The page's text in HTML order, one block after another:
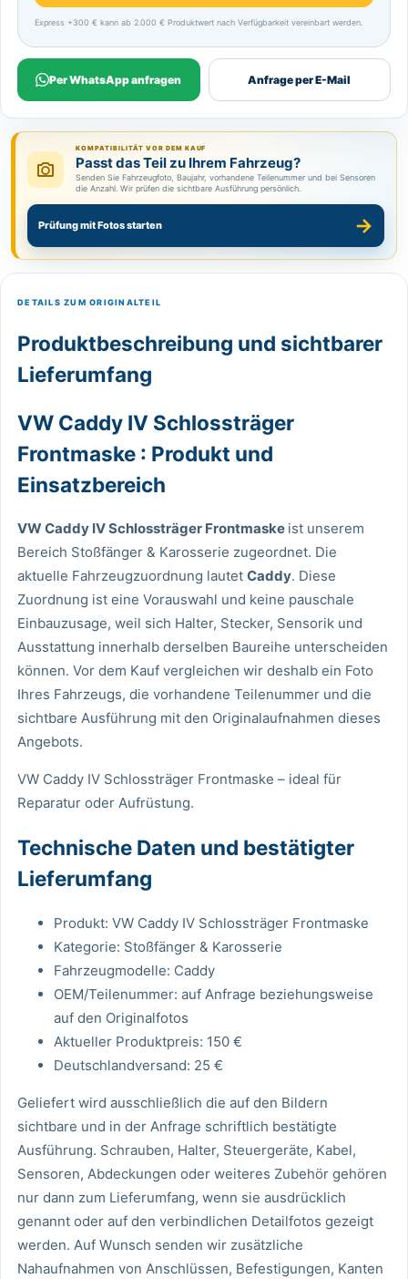
Express +300 € kann ab 2.000 € Produktwert nach Verfügbarkeit vereinbart werden.
Per WhatsApp anfragen Anfrage per E-Mail
KOMPATIBILITÄT VOR DEM KAUF
Passt das Teil zu Ihrem Fahrzeug?
Senden Sie Fahrzeugfoto, Baujahr, vorhandene Teilenummer und bei Sensoren
die Anzahl. Wir prüfen die sichtbare Ausführung persönlich.
Prüfung mit Fotos starten →
DETAILS ZUM ORIGINALTEIL
Produktbeschreibung und sichtbarer
Lieferumfang
VW Caddy IV Schlossträger
Frontmaske : Produkt und
Einsatzbereich
VW Caddy IV Schlossträger Frontmaske ist unserem
Bereich Stoßfänger & Karosserie zugeordnet. Die
aktuelle Fahrzeugzuordnung lautet Caddy. Diese
Zuordnung ist eine Vorauswahl und keine pauschale
Einbauzusage, weil sich Halter, Stecker, Sensorik und
Ausstattung innerhalb derselben Baureihe unterscheiden
können. Vor dem Kauf vergleichen wir deshalb ein Foto
Ihres Fahrzeugs, die vorhandene Teilenummer und die
sichtbare Ausführung mit den Originalaufnahmen dieses
Angebots.
VW Caddy IV Schlossträger Frontmaske – ideal für
Reparatur oder Aufrüstung.
Technische Daten und bestätigter
Lieferumfang
Produkt: VW Caddy IV Schlossträger Frontmaske
Kategorie: Stoßfänger & Karosserie
Fahrzeugmodelle: Caddy
OEM/Teilenummer: auf Anfrage beziehungsweise
auf den Originalfotos
Aktueller Produktpreis: 150 €
Deutschlandversand: 25 €
Geliefert wird ausschließlich die auf den Bildern
sichtbare und in der Anfrage schriftlich bestätigte
Ausführung. Schrauben, Halter, Steuergeräte, Kabel,
Sensoren, Abdeckungen oder weiteres Zubehör gehören
nur dann zum Lieferumfang, wenn sie ausdrücklich
genannt oder auf den verbindlichen Detailfotos gezeigt
werden. Auf Wunsch senden wir zusätzliche
Nahaufnahmen von Anschlüssen, Befestigungen, Kanten